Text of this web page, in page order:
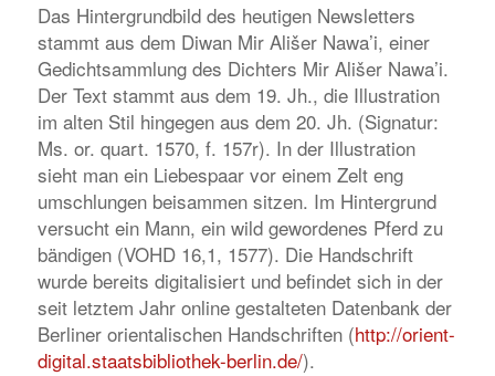
Das Hintergrundbild des heutigen Newsletters
stammt aus dem Diwan Mir Ališer Nawa’i, einer
Gedichtsammlung des Dichters Mir Ališer Nawa’i.
Der Text stammt aus dem 19. Jh., die Illustration
im alten Stil hingegen aus dem 20. Jh. (Signatur:
Ms. or. quart. 1570, f. 157r). In der Illustration
sieht man ein Liebespaar vor einem Zelt eng
umschlungen beisammen sitzen. Im Hintergrund
versucht ein Mann, ein wild gewordenes Pferd zu
bändigen (VOHD 16,1, 1577). Die Handschrift
wurde bereits digitalisiert und befindet sich in der
seit letztem Jahr online gestalteten Datenbank der
Berliner orientalischen Handschriften (http://orient-
digital.staatsbibliothek-berlin.de/).